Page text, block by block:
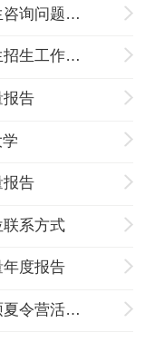
北京师范大学2020年研究生统考考生咨询问题的解答
2020年北京师范大学关于调整研究生招生工作安排的通知
报告
报告
联系方式
度报告
2015年北师大心理学院应用心理专硕夏令营活动总结